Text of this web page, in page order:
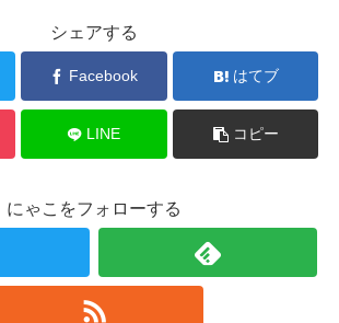
シェアする
Facebook はてブ
LINE コピー
にゃこをフォローする